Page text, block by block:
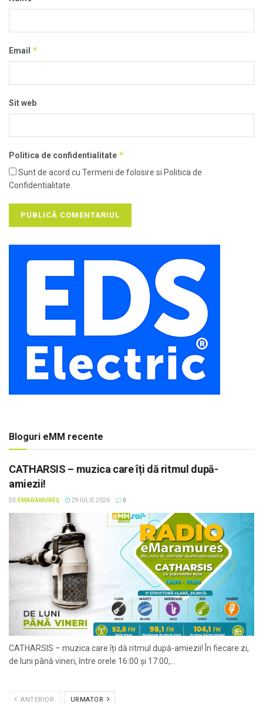
Email *
Sit web
Politica de confidentialitate *
Sunt de acord cu Termeni de folosire si Politica de
Confidentialitate.
Bloguri eMM recente
CATHARSIS – muzica care îți dă ritmul după-
amiezii!
DE EMARAMUREȘ 29 IULIE 2026 0
CATHARSIS – muzica care îți dă ritmul după-amiezii! În fiecare zi,
de luni până vineri, între orele 16:00 și 17:00,...
ANTERIOR URMATOR